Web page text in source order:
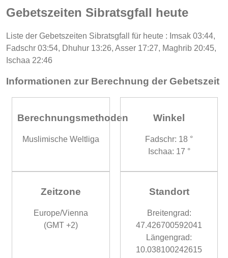
Gebetszeiten Sibratsgfall heute
Liste der Gebetszeiten Sibratsgfall für heute : Imsak 03:44,
Fadschr 03:54, Dhuhur 13:26, Asser 17:27, Maghrib 20:45,
Ischaa 22:46
Informationen zur Berechnung der Gebetszeit
Berechnungsmethoden
Muslimische Weltliga
Winkel
Fadschr: 18 °
Ischaa: 17 °
Zeitzone
Europe/Vienna
(GMT +2)
Standort
Breitengrad:
47.426700592041
Längengrad:
10.038100242615